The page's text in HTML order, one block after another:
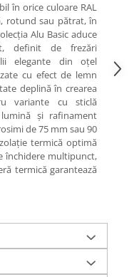
în orice culoare RAL
rotund sau pătrat, în
Alu Basic aduce
definit de frezări
elegante din oțel
cu efect de lemn
deplină în crearea
variante cu sticlă
și rafinament
de 75 mm sau 90
termică optimă
închidere multipunct,
termică garantează